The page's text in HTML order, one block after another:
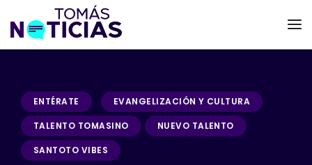
ENTÉRATE EVANGELIZACIÓN Y CULTURA
TALENTO TOMASINO NUEVO TALENTO
SANTOTO VIBES